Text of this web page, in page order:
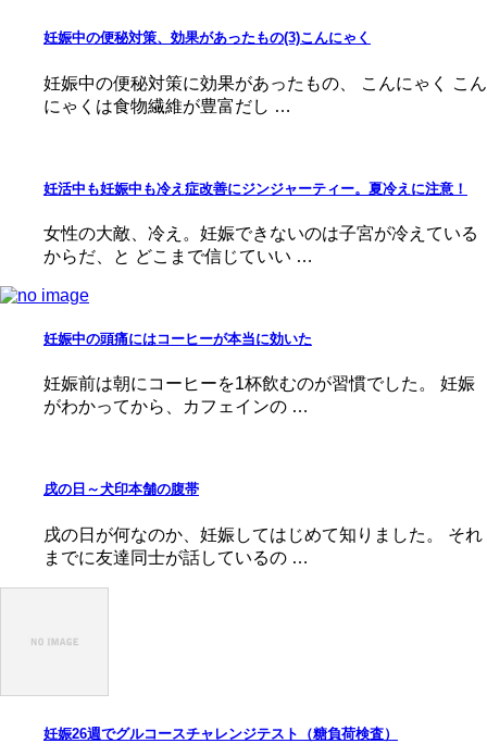
妊娠中の便秘対策、効果があったもの(3)こんにゃく
妊娠中の便秘対策に効果があったもの、 こんにゃく こん
にゃくは食物繊維が豊富だし …
妊活中も妊娠中も冷え症改善にジンジャーティー。夏冷えに注意！
女性の大敵、冷え。妊娠できないのは子宮が冷えている
からだ、と どこまで信じていい …
妊娠中の頭痛にはコーヒーが本当に効いた
妊娠前は朝にコーヒーを1杯飲むのが習慣でした。 妊娠
がわかってから、カフェインの …
戌の日～犬印本舗の腹帯
戌の日が何なのか、妊娠してはじめて知りました。 それ
までに友達同士が話しているの …
妊娠26週でグルコースチャレンジテスト（糖負荷検査）